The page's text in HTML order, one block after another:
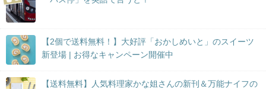
【2個で送料無料！】大好評「おかしめいと」のスイーツ
新登場 | お得なキャンペーン開催中
【送料無料】人気料理家かな姐さんの新刊＆万能ナイフの